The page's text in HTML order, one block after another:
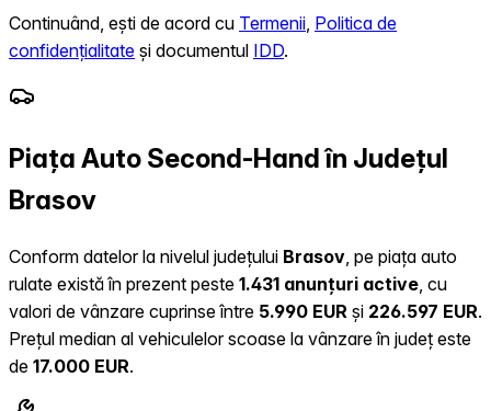
Continuând, ești de acord cu Termenii Politica de
confidențialitate și documentul IDD.
Piața Auto Second-Hand în Județul
Brasov
Conform datelor la nivelul județului Brasov , pe piața auto
rulate există în prezent peste 1.431 anunțuri active , cu
valori de vânzare cuprinse între 5.990 EUR și 226.597 EUR.
Prețul median al vehiculelor scoase la vânzare în județ este
de 17.000 EUR.